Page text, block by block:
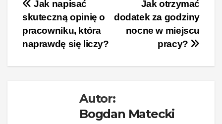
c
e
b
o
er
e
st
e
dI
n
di
o
p
p
y
Li
n
k
Nawigacja
wpisu
Jak otrzymać
dodatek za godziny
nocne w miejscu
pracy?
Jak napisać
skuteczną opinię o
pracowniku, która
naprawdę się liczy?
Autor:
Bogdan Matecki